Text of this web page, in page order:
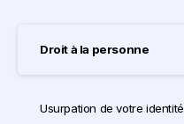
Droit à la personne
Usurpation de votre identité